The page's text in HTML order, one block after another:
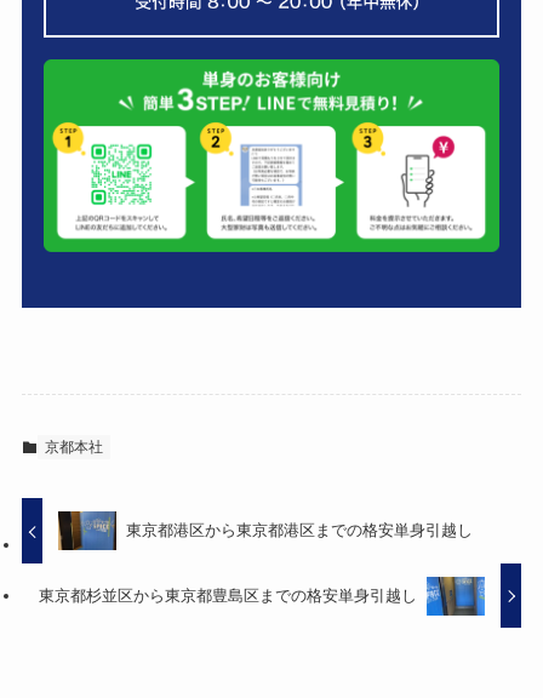
京都本社
東京都港区から東京都港区までの格安単身引越し
東京都杉並区から東京都豊島区までの格安単身引越し